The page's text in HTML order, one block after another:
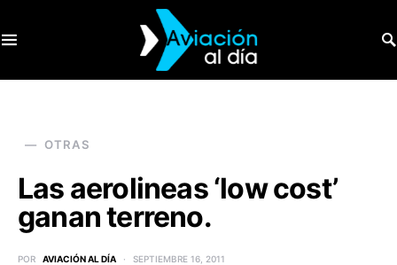
OTRAS
Las aerolineas ‘low cost’
ganan terreno.
POR AVIACIÓN AL DÍA SEPTIEMBRE 16, 2011